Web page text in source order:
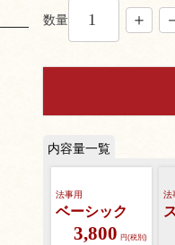
須
)
数量
法事用
ベーシック
3,800 円(税別)
法